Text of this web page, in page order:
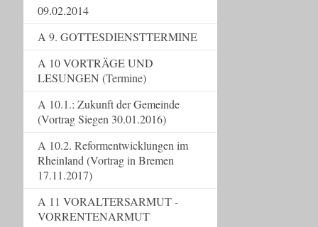
09.02.2014
A 9. GOTTESDIENSTTERMINE
A 10 VORTRÄGE UND
LESUNGEN (Termine)
A 10.1.: Zukunft der Gemeinde
(Vortrag Siegen 30.01.2016)
A 10.2. Reformentwicklungen im
Rheinland (Vortrag in Bremen
17.11.2017)
A 11 VORALTERSARMUT -
VORRENTENARMUT